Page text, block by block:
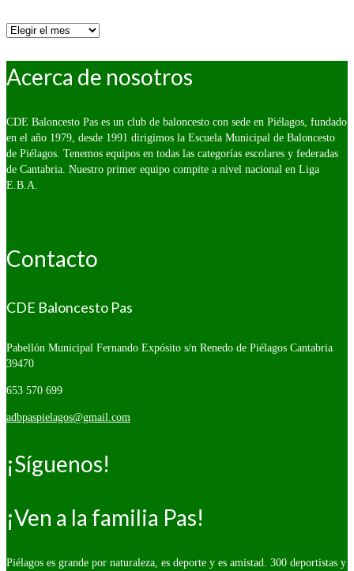
Por
Acerca de nosotros
CDE Baloncesto Pas es un club de baloncesto con sede en Piélagos, fundado
en el año 1979, desde 1991 dirigimos la Escuela Municipal de Baloncesto
de Piélagos. Tenemos equipos en todas las categorías escolares y federadas
de Cantabria. Nuestro primer equipo compite a nivel nacional en Liga
E.B.A.
Contacto
CDE Baloncesto Pas
Pabellón Municipal Fernando Expósito s/n Renedo de Piélagos Cantabria
39470
653 570 699
adbpaspielagos@gmail.com
¡Síguenos!
¡Ven a la familia Pas!
Piélagos es grande por naturaleza, es deporte y es amistad. 300 deportistas y